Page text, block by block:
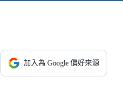
加入為 Google 偏好來源